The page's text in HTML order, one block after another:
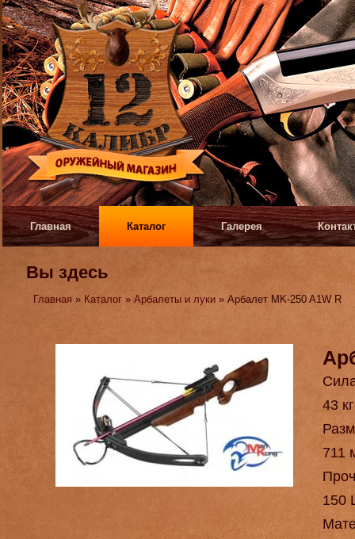
Главная Каталог Галерея
Вы здесь
Главная » Каталог »Арбалеты и луки » Арбалет MK-250 A1W R
43
711
150